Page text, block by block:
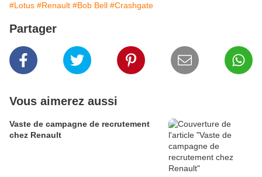
#Lotus #Renault #Bob Bell #Crashgate
Partager
Vous aimerez aussi
Vaste de campagne de recrutement
chez Renault